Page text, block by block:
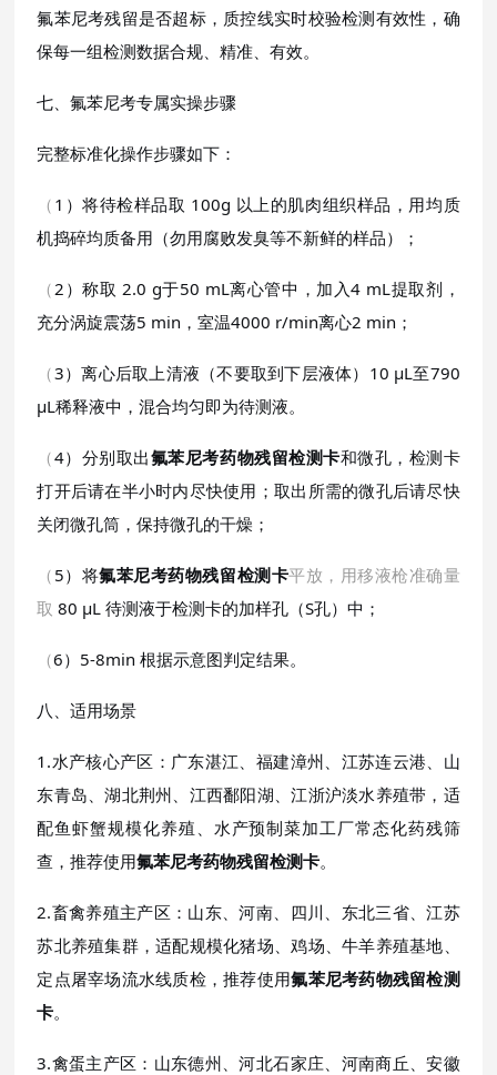
氟苯尼考残留是否超标，质控线实时校验检测有效性，确
保每一组检测数据合规、精准、有效。
七、氟苯尼考专属实操步骤
完整标准化操作步骤如下：
（ 1）将待检样品取 100g 以上的肌肉组织样品，用均质
机捣碎均质备用（勿用腐败发臭等不新鲜的样品）；
（2）称取 2.0 g于50 mL离心管中，加入4 mL提取剂，
充分涡旋震荡5 min，室温4000 r/min离心2 min；
（3）离心后取上清液（不要取到下层液体）10 µL至790
µL稀释液中，混合均匀即为待测液。
（4）分别取出氟苯尼考药物残留检测卡和微孔，检测卡
打开后请在半小时内尽快使用；取出所需的微孔后请尽快
关闭微孔筒，保持微孔的干燥；
（ 5）将氟苯尼考药物残留检测卡平放，用移液枪准确量
取 80 μL 待测液于检测卡的加样孔（S孔）中；
（6）5-8min 根据示意图判定结果。
八、适用场景
1.水产核心产区：广东湛江、福建漳州、江苏连云港、山
东青岛、湖北荆州、江西鄱阳湖、江浙沪淡水养殖带，适
配鱼虾蟹规模化养殖、水产预制菜加工厂常态化药残筛
查，推荐使用氟苯尼考药物残留检测卡。
2.畜禽养殖主产区：山东、河南、四川、东北三省、江苏
苏北养殖集群，适配规模化猪场、鸡场、牛羊养殖基地、
定点屠宰场流水线质检，推荐使用氟苯尼考药物残留检测
卡。
3.禽蛋主产区：山东德州、河北石家庄、河南商丘、安徽